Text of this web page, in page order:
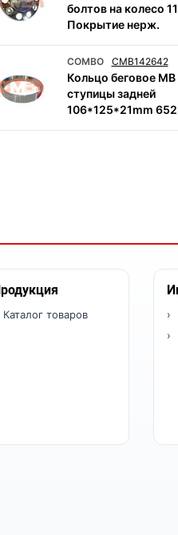
болтов на колесо
Покрытие нерж.
COMBO CMB142642
Кольцо беговое
ступицы задней
106*125*21mm
Каталог товаров